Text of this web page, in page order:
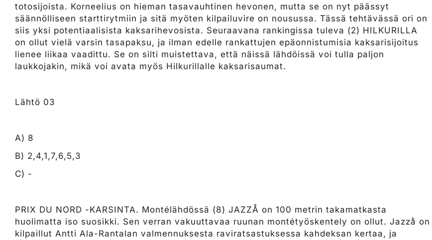
totosijoista. Korneelius on hieman tasavauhtinen hevonen, mutta se on nyt päässyt
säännölliseen starttirytmiin ja sitä myöten kilpailuvire on nousussa. Tässä tehtävässä ori on
siis yksi potentiaalisista kaksarihevosista. Seuraavana rankingissa tuleva (2) HILKURILLA
on ollut vielä varsin tasapaksu, ja ilman edelle rankattujen epäonnistumisia kaksarisijoitus
lienee liikaa vaadittu. Se on silti muistettava, että näissä lähdöissä voi tulla paljon
laukkojakin, mikä voi avata myös Hilkurillalle kaksarisaumat.
Lähtö 03
A) 8
B) 2,4,1,7,6,5,3
C) -
PRIX DU NORD -KARSINTA. Montélähdössä (8) JAZZÅ on 100 metrin takamatkasta
huolimatta iso suosikki. Sen verran vakuuttavaa ruunan montétyöskentely on ollut. Jazzå on
kilpaillut Antti Ala-Rantalan valmennuksesta raviratsastuksessa kahdeksan kertaa, ja